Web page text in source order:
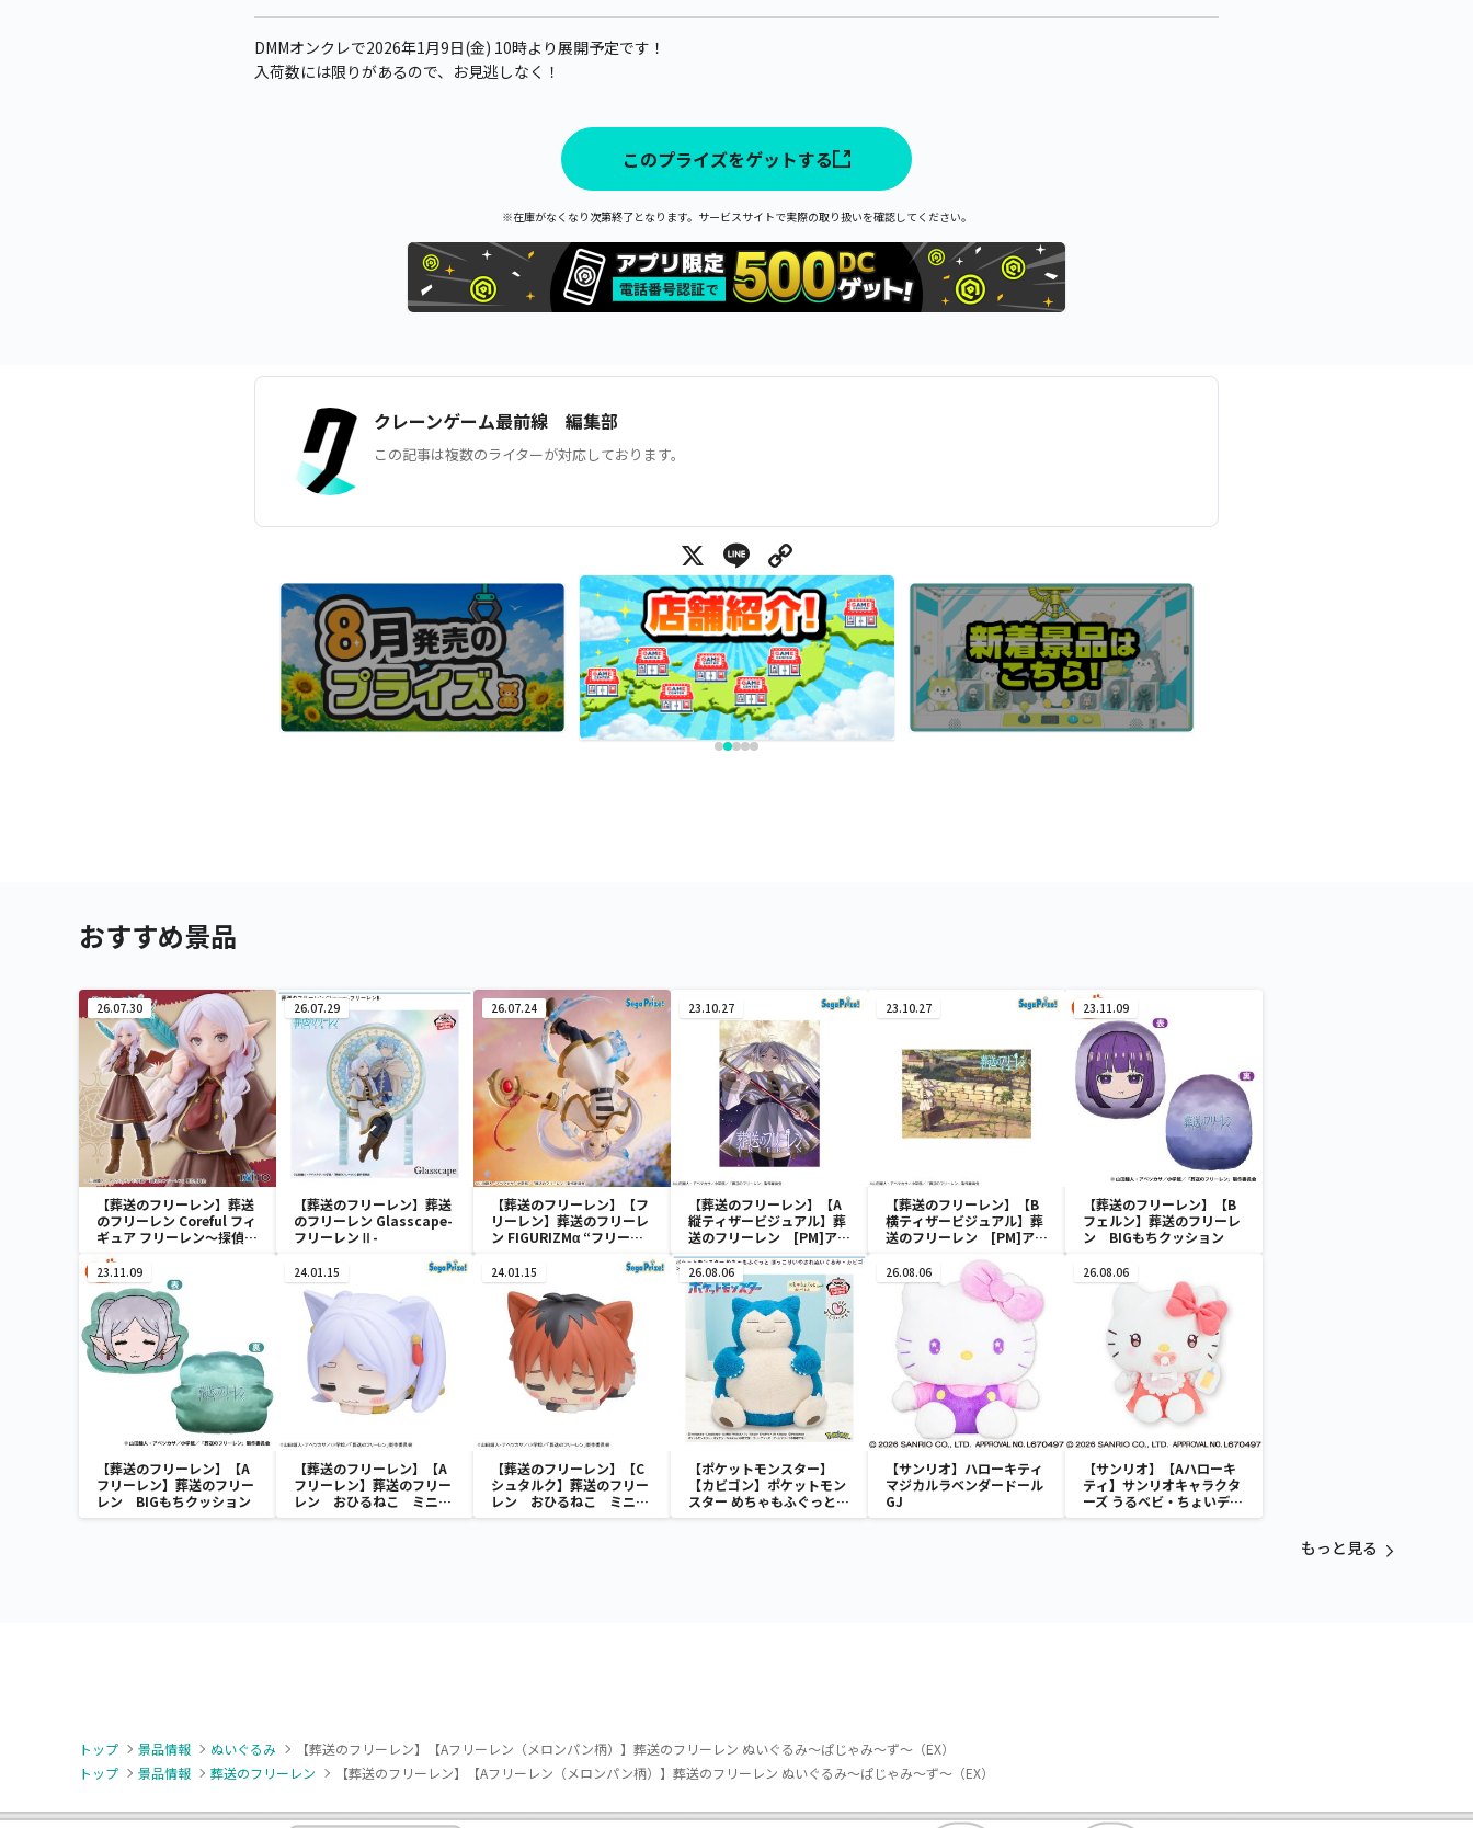
DMMオンクレで2026年1月9日(金) 10時より展開予定です！
入荷数には限りがあるので、お見逃しなく！
このプライズをゲットする
※在庫がなくなり次第終了となります。サービスサイトで実際の取り扱いを確認してください。
クレーンゲーム最前線 編集部
この記事は複数のライターが対応しております。
X Line
おすすめ景品
26.07.30
【葬送のフリーレン】葬送
のフリーレン Coreful フィ
ギュア フリーレン～探偵
ver.～
26.07.29
【葬送のフリーレン】葬送
のフリーレン Glasscape-
フリーレンⅡ-
26.07.24
【葬送のフリーレン】【フ
リーレン】葬送のフリーレ
ン FIGURIZMα “フリーレ
23.10.27
【葬送のフリーレン】【A
縦ティザービジュアル】葬
送のフリーレン [PM]アー
トクッションVol.1
23.10.27
【葬送のフリーレン】【B
横ティザービジュアル】葬
送のフリーレン [PM]アー
23.11.09
【葬送のフリーレン】【B
フェルン】葬送のフリーレ
ン BIGもちクッション
23.11.09
【葬送のフリーレン】【A
フリーレン】葬送のフリー
レン BIGもちクッション
24.01.15
【葬送のフリーレン】【A
フリーレン】葬送のフリー
レン おひるねこ ミニフ
ィギュア（EX）
24.01.15
【葬送のフリーレン】【C
シュタルク】葬送のフリー
レン おひるねこ ミニフ
ィギュア（EX）
26.08.06
【ポケットモンスター】
【カビゴン】ポケットモン
スター めちゃもふぐっと
ほっこりいやされぬいぐる
26.08.06
【サンリオ】ハローキティ
マジカルラベンダードール
GJ
26.08.06
【サンリオ】【Aハローキ
ティ】サンリオキャラクタ
ーズ うるベビ・ちょいデカ
ドール
もっと見る
トップ 景品情報 ぬいぐるみ
【葬送のフリーレン】【Aフリーレン（メロンパン柄）】葬送のフリーレン ぬいぐるみ～ぱじゃみ～ず～（EX）
トップ
景品情報 葬送のフリーレン 【葬送のフリーレン】【Aフリーレン（メロンパン柄）】葬送のフリーレン ぬいぐるみ～ぱじゃみ～ず～（EX）